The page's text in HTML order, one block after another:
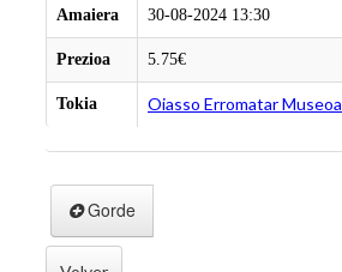
Amaiera 30-08-2024 13:30
Prezioa 5.75€
Tokia Oiasso Erromatar Museoa
Gorde